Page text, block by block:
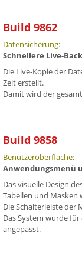
Build 9862
Datensicherung:
Schnellere Live-
Die Live-Kopie der
Zeit erstellt.
Damit wird der
Build 9858
Benutzeroberfläche:
Anwendungsmenü
Das visuelle Design
Tabellen und
Die Schalterleiste der
Das System wurde
angepasst.